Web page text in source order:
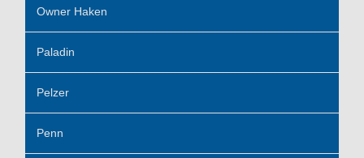
Owner Haken
Paladin
Pelzer
Penn